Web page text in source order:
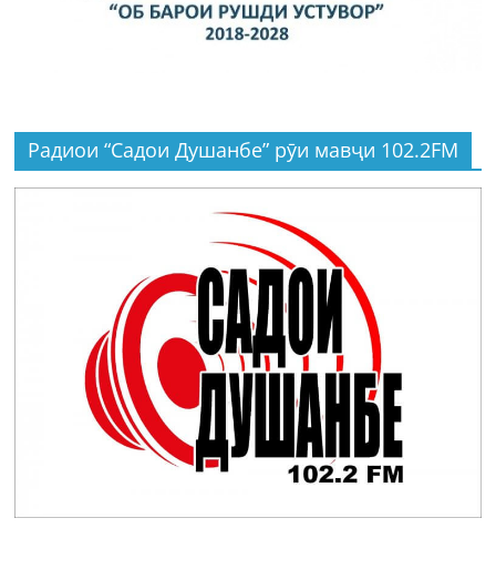
Радиои “Садои Душанбе” рӯи мавҷи 102.2FM